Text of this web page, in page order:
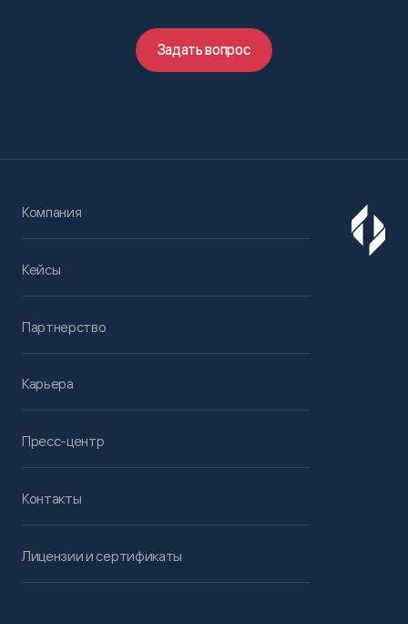
Задать вопрос
Компания
Кейсы
Партнерство
Карьера
Пресс-центр
Контакты
Лицензии и сертификаты